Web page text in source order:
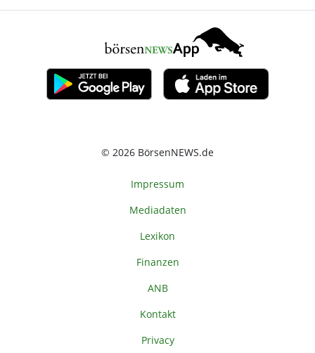
© 2026 BörsenNEWS.de
Impressum
Mediadaten
Lexikon
Finanzen
ANB
Kontakt
Privacy